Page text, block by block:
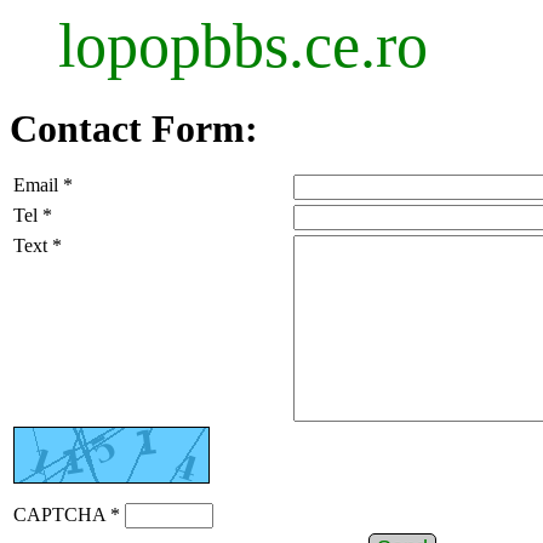
lopopbbs.ce.ro
Contact Form:
Email *
Tel *
Text *
CAPTCHA *